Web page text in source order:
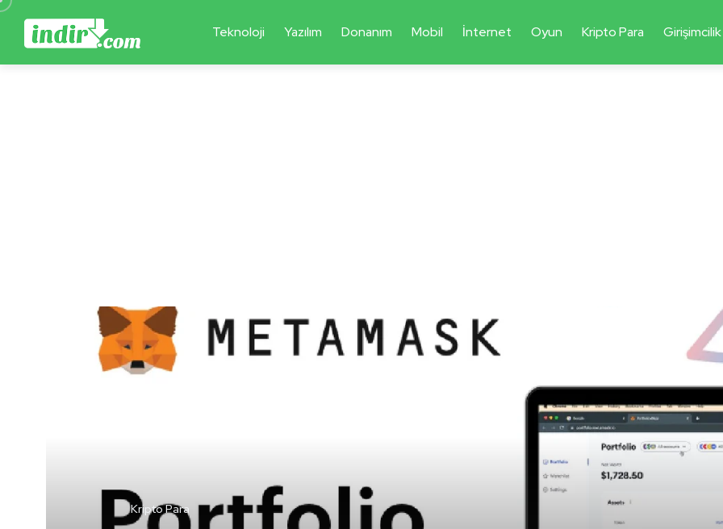
Teknoloji Yazılım Donanım Mobil İnternet Oyun Kripto Para Girişimcilik
Kripto Para